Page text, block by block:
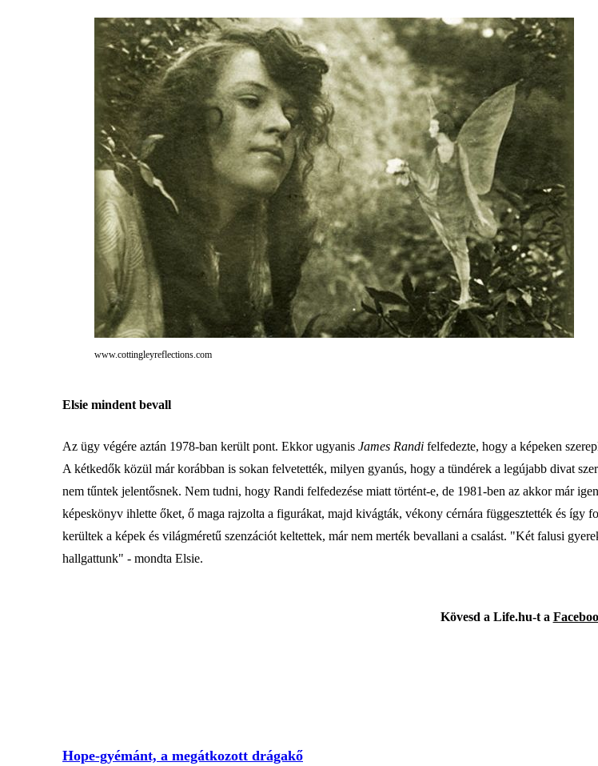
www.cottingleyreflections.com
Elsie mindent bevall
Az ügy végére aztán 1978-ban került pont. Ekkor ugyanis James Randi felfedezte, hogy a képeken
A kétkedők közül már korábban is sokan felvetették, milyen gyanús, hogy a tündérek a legújabb divat
nem tűntek jelentősnek. Nem tudni, hogy Randi felfedezése miatt történt-e, de 1981-ben az akkor már
képeskönyv ihlette őket, ő maga rajzolta a figurákat, majd kivágták, vékony cérnára függesztették és
kerültek a képek és világméretű szenzációt keltettek, már nem merték bevallani a csalást. "Két falusi
hallgattunk" - mondta Elsie.
Kövesd a Life.hu-t a
Hope-gyémánt, a megátkozott drágakő